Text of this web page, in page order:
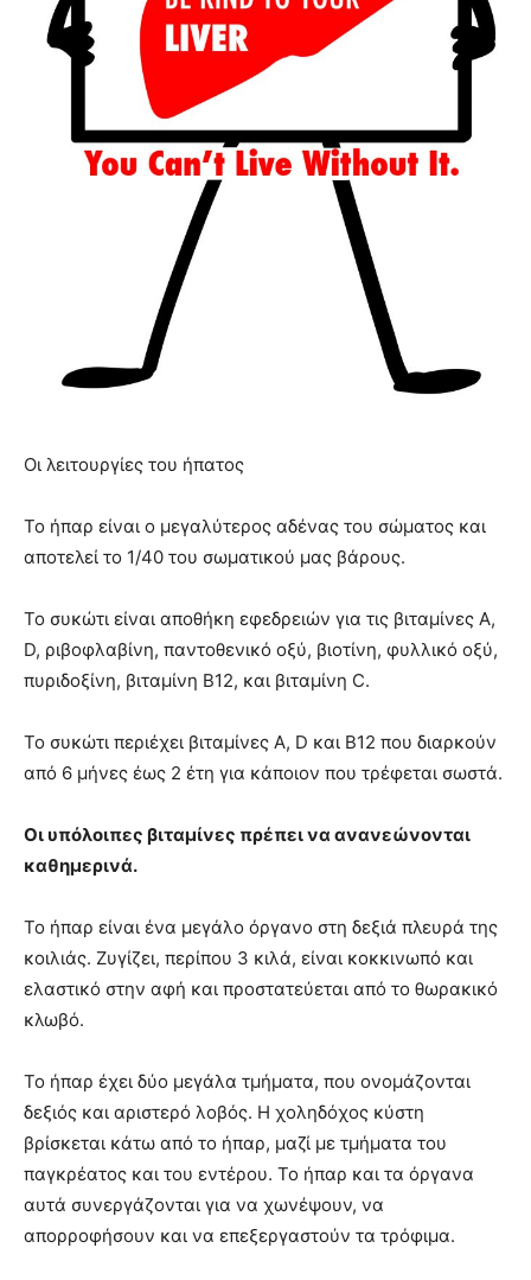
Οι λειτουργίες του ήπατος
Το ήπαρ είναι ο μεγαλύτερος αδένας του σώματος και
αποτελεί το 1/40 του σωματικού μας βάρους.
Το συκώτι είναι αποθήκη εφεδρειών για τις βιταμίνες A,
D, ριβοφλαβίνη, παντοθενικό οξύ, βιοτίνη, φυλλικό οξύ,
πυριδοξίνη, βιταμίνη Β12, και βιταμίνη C.
Το συκώτι περιέχει βιταμίνες A, D και B12 που διαρκούν
από 6 μήνες έως 2 έτη για κάποιον που τρέφεται σωστά.
Οι υπόλοιπες βιταμίνες πρέπει να ανανεώνονται
καθημερινά.
Το ήπαρ είναι ένα μεγάλο όργανο στη δεξιά πλευρά της
κοιλιάς. Ζυγίζει, περίπου 3 κιλά, είναι κοκκινωπό και
ελαστικό στην αφή και προστατεύεται από το θωρακικό
κλωβό.
Το ήπαρ έχει δύο μεγάλα τμήματα, που ονομάζονται
δεξιός και αριστερό λοβός. Η χοληδόχος κύστη
βρίσκεται κάτω από το ήπαρ, μαζί με τμήματα του
παγκρέατος και του εντέρου. Το ήπαρ και τα όργανα
αυτά συνεργάζονται για να χωνέψουν, να
απορροφήσουν και να επεξεργαστούν τα τρόφιμα.